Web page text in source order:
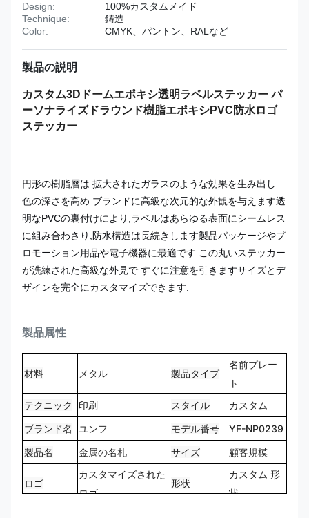
Design:
100%カスタムメイド
Technique:
鋳造
Color:
CMYK、パントン、RALなど
製品の説明
カスタム3Dドームエポキシ透明ラベルステッカー パ
ーソナライズドラウンド樹脂エポキシPVC防水ロゴ
ステッカー
円形の樹脂層は 拡大されたガラスのような効果を生み出し
色の深さを高め ブランドに高級な次元的な外観を与えます透
明なPVCの裏付けにより,ラベルはあらゆる表面にシームレス
に組み合わさり,防水構造は長続きします製品パッケージやプ
ロモーション用品や電子機器に最適です この丸いステッカー
が洗練された高級な外見で すぐに注意を引きますサイズとデ
ザインを完全にカスタマイズできます.
製品属性
材料 メタル 製品タイプ
名前プレー
ト
テクニック
印刷 スタイル
カスタム
ブランド名
ユンフ モデル番号
YF-NP0239
製品名
金属の名札 サイズ 顧客規模
ロゴ
カスタマイズされた
ロゴ
形状
カスタム 形
状